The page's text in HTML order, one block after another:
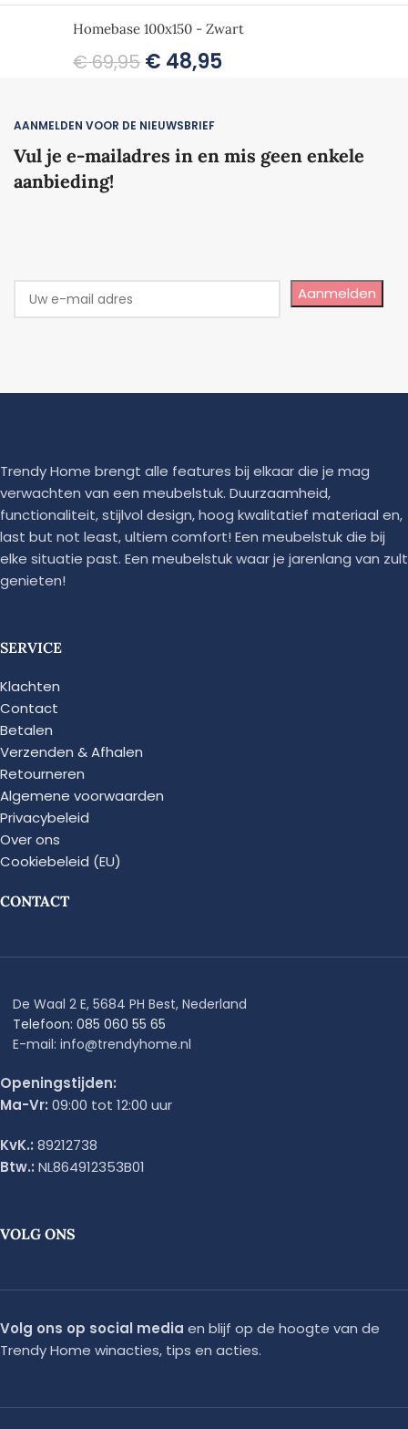
Homebase 100x150 - Zwart
€69,95 € 48,95
AANMELDEN VOOR DE NIEUWSBRIEF
Vul je e-mailadres in en mis geen enkele
aanbieding!
Aanmelden
Trendy Home brengt alle features bij elkaar die je mag
verwachten van een meubelstuk. Duurzaamheid,
functionaliteit, stijlvol design, hoog kwalitatief materiaal en,
last but not least, ultiem comfort! Een meubelstuk die bij
elke situatie past. Een meubelstuk waar je jarenlang van zult
genieten!
SERVICE
Klachten
Contact
Betalen
Verzenden & Afhalen
Retourneren
Algemene voorwaarden
Privacybeleid
Over ons
Cookiebeleid (EU)
CONTACT
De Waal 2 E, 5684 PH Best, Nederland
Telefoon: 085 060 55 65
E-mail: info@trendyhome.nl
Openingstijden:
Ma-Vr: 09:00 tot 12:00 uur
KvK.: 89212738
Btw.: NL864912353B01
VOLG ONS
Volg ons op social media en blijf op de hoogte van de
Trendy Home winacties, tips en acties.